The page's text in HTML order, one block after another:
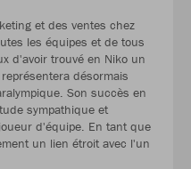
et des ventes chez
les équipes et de tous
d'avoir trouvé en Niko un
désormais
Son succès en
sympathique et
d'équipe. En tant que
un lien étroit avec l'un